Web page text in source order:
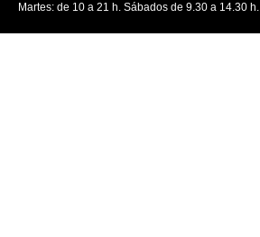
Martes: de 10 a 21 h. Sábados de 9.30 a 14.30 h.